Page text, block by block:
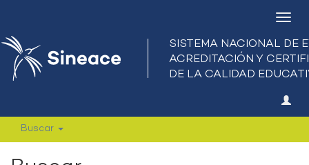
Buscar